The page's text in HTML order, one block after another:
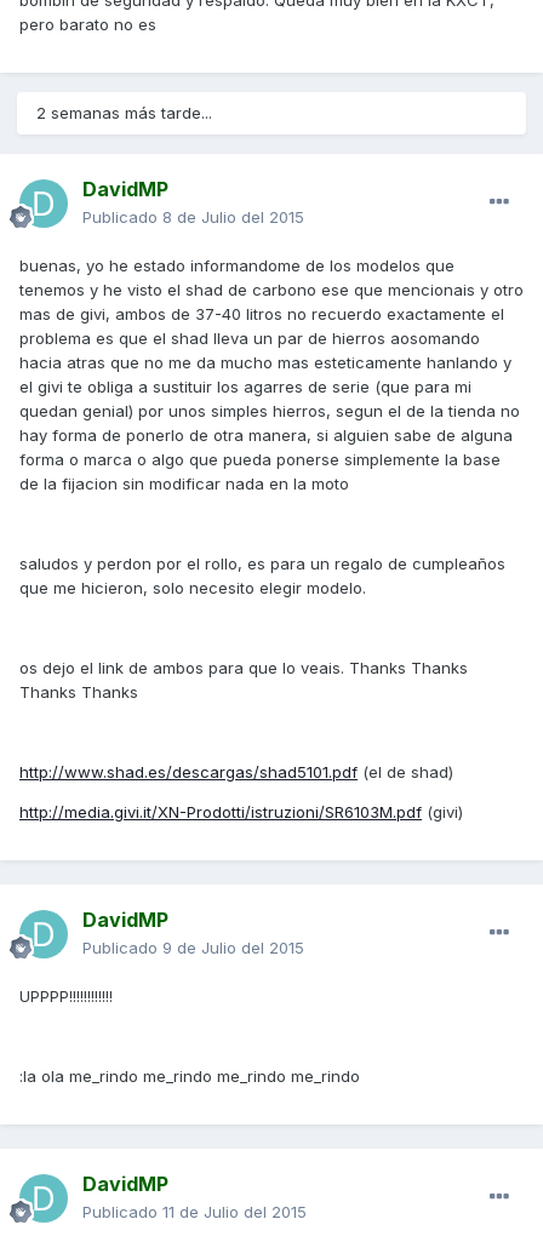
pero barato no es
2 semanas más tarde...
DavidMP
Publicado 8 de Julio del 2015
buenas, yo he estado informandome de los modelos que
tenemos y he visto el shad de carbono ese que mencionais y otro
mas de givi, ambos de 37-40 litros no recuerdo exactamente el
problema es que el shad lleva un par de hierros aosomando
hacia atras que no me da mucho mas esteticamente hanlando y
el givi te obliga a sustituir los agarres de serie (que para mi
quedan genial) por unos simples hierros, segun el de la tienda no
hay forma de ponerlo de otra manera, si alguien sabe de alguna
forma o marca o algo que pueda ponerse simplemente la base
de la fijacion sin modificar nada en la moto
saludos y perdon por el rollo, es para un regalo de cumpleaños
que me hicieron, solo necesito elegir modelo.
os dejo el link de ambos para que lo veais. Thanks Thanks
Thanks Thanks
http://www.shad.es/descargas/shad5101.pdf (el de shad)
http://media.givi.it/XN-Prodotti/istruzioni/SR6103M.pdf (givi)
DavidMP
Publicado 9 de Julio del 2015
UPPPP!!!!!!!!!!!!
:la ola me_rindo me_rindo me_rindo me_rindo
DavidMP
Publicado 11 de Julio del 2015